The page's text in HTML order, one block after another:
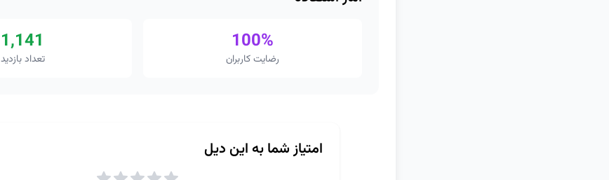
100%
رضایت کاربران
1,141
تعداد بازدید
امتیاز شما به این دیل